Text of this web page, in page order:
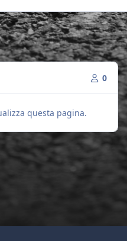
0
questa pagina.